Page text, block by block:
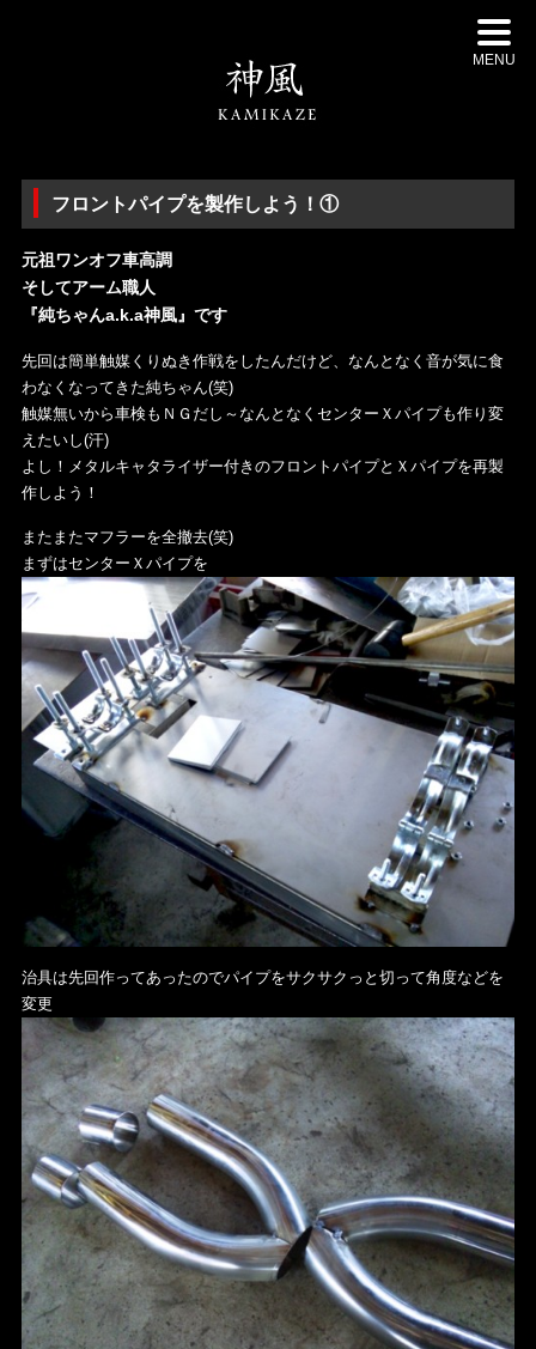
MENU
フロントパイプを製作しよう！①
元祖ワンオフ車高調
そしてアーム職人
『純ちゃんa.k.a神風』です
先回は簡単触媒くりぬき作戦をしたんだけど、なんとなく音が気に食
わなくなってきた純ちゃん(笑)
触媒無いから車検もＮＧだし～なんとなくセンターＸパイプも作り変
えたいし(汗)
よし！メタルキャタライザー付きのフロントパイプとＸパイプを再製
作しよう！
またまたマフラーを全撤去(笑)
まずはセンターＸパイプを
治具は先回作ってあったのでパイプをサクサクっと切って角度などを
変更